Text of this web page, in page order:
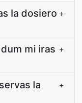
la dosiero +
mi iras +
la
+